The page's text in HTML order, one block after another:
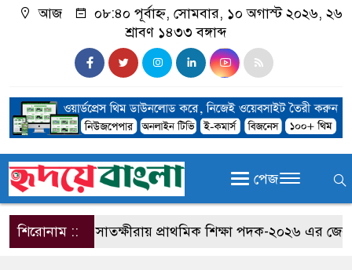
আজ
০৮:৪০ পূর্বাহ্ন, সোমবার, ১০ অগাস্ট ২০২৬, ২৬
শ্রাবণ ১৪৩৩ বঙ্গাব্দ
পেজ
শিরোনাম ::সাতক্ষীরায় প্রাথমিক শিক্ষা পদক-২০২৬ এর জেলা